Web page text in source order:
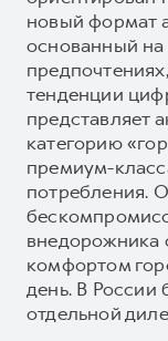
новый формат
основанный на
тенденции
представляет
категорию
премиум-
потребления.
внедорожника
комфортом
день. В России
отдельной